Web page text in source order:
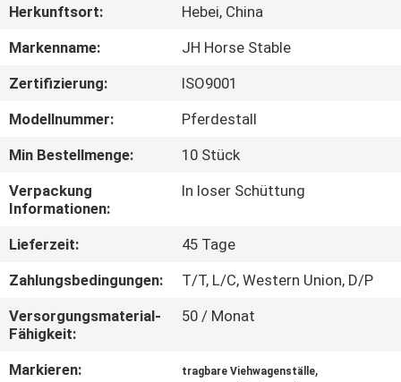
FABRIK-
QUALITÄTSKONTROLLE
TRETEN
SIE
MIT
UNS
IN
VERBINDUNG
Herkunftsort:
Hebei, China
Markenname:
JH Horse Stable
Zertifizierung:
ISO9001
Modellnummer:
Pferdestall
Min Bestellmenge:
10 Stück
Verpackung
Informationen:
In loser Schüttung
Lieferzeit:
45 Tage
Zahlungsbedingungen:
T/T, L/C, Western Union, D/P
Versorgungsmaterial-
Fähigkeit:
50 / Monat
Markieren: tragbare Viehwagenställe,